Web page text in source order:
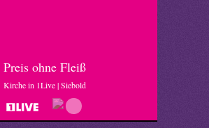
Preis ohne Fleiß
Kirche in 1Live | Siebold